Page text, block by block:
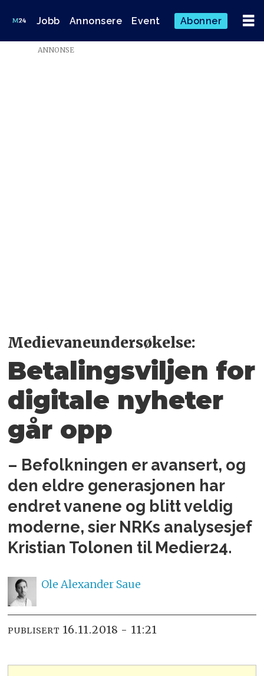
Jobb Annonsere Event Abonner
ANNONSE
Medievaneundersøkelse:
Betalingsviljen for
digitale nyheter
går opp
– Befolkningen er avansert, og
den eldre generasjonen har
endret vanene og blitt veldig
moderne, sier NRKs analysesjef
Kristian Tolonen til Medier24.
Ole Alexander Saue
PUBLISERT 16.11.2018 - 11:21